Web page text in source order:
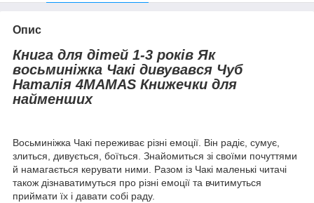
Опис
Книга для дітей 1-3 років Як
восьминіжка Чакі дивувався Чуб
Наталія 4MAMAS Книжечки для
найменших
Восьминіжка Чакі переживає різні емоції. Він радіє, сумує,
злиться, дивується, боїться. Знайомиться зі своїми почуттями
й намагається керувати ними. Разом із Чакі маленькі читачі
також дізнаватимуться про різні емоції та вчитимуться
приймати їх і давати собі раду.